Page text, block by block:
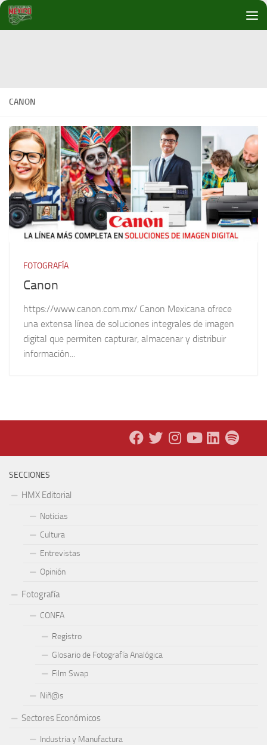
Debajo del contenido
CANON
FOTOGRAFÍA
Canon
https://www.canon.com.mx/ Canon Mexicana ofrece
una extensa línea de soluciones integrales de imagen
digital que permiten capturar, almacenar y distribuir
información...
SECCIONES
HMX Editorial
Noticias
Cultura
Entrevistas
Opinión
Fotografía
CONFA
Registro
Glosario de Fotografía Analógica
Film Swap
Niñ@s
Sectores Económicos
Industria y Manufactura